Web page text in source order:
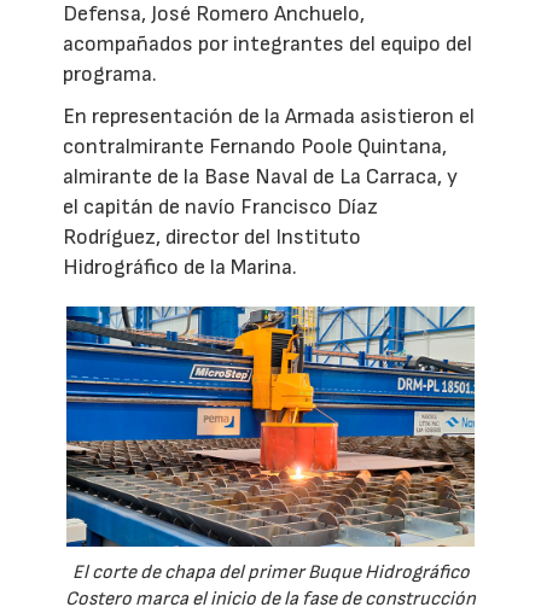
Defensa, José Romero Anchuelo,
acompañados por integrantes del equipo del
programa.
En representación de la Armada asistieron el
contralmirante Fernando Poole Quintana,
almirante de la Base Naval de La Carraca, y
el capitán de navío Francisco Díaz
Rodríguez, director del Instituto
Hidrográfico de la Marina.
El corte de chapa del primer Buque Hidrográfico
Costero marca el inicio de la fase de construcción